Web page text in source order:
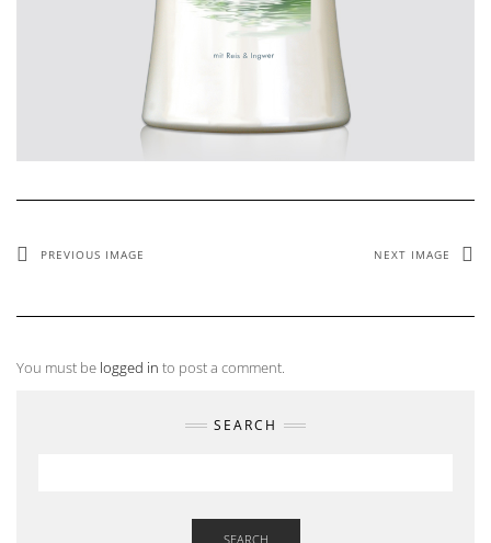
PREVIOUS IMAGE NEXT IMAGE
You must be logged in to post a comment.
SEARCH
SEARCH